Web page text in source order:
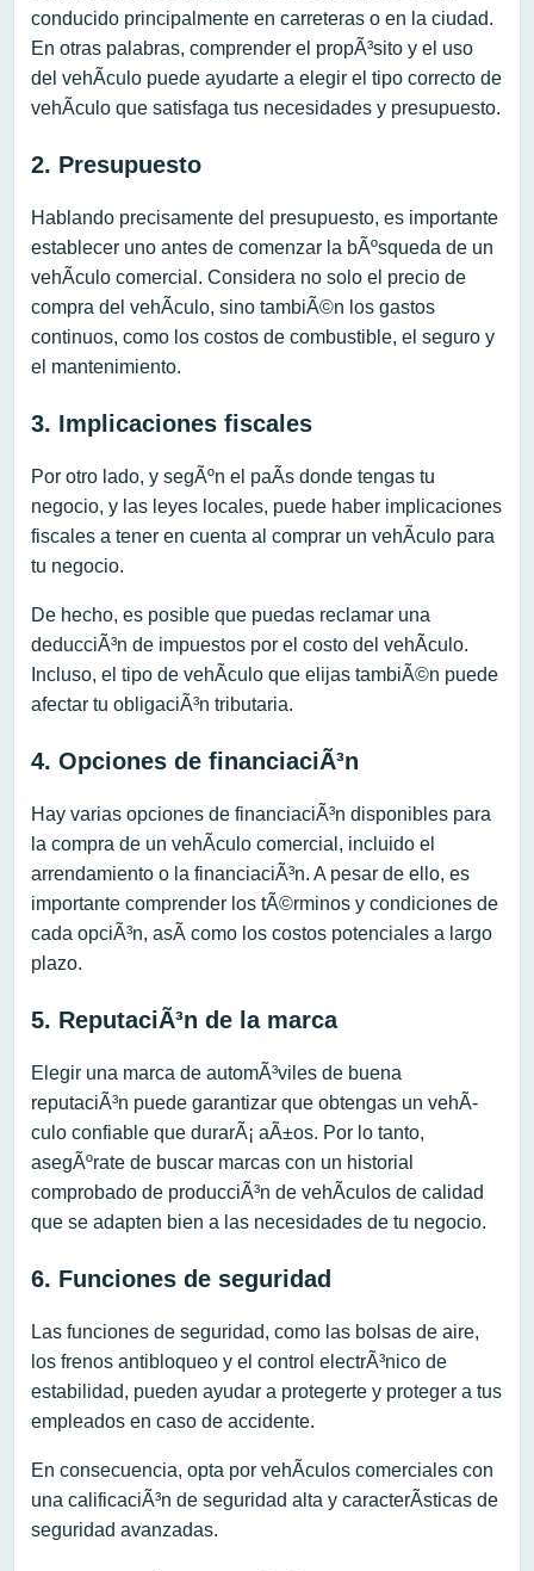
conducido principalmente en carreteras o en la ciudad.
En otras palabras, comprender el propÃ³sito y el uso
del vehÃ­culo puede ayudarte a elegir el tipo correcto de
vehÃ­culo que satisfaga tus necesidades y presupuesto.
2. Presupuesto
Hablando precisamente del presupuesto, es importante
establecer uno antes de comenzar la bÃºsqueda de un
vehÃ­culo comercial. Considera no solo el precio de
compra del vehÃ­culo, sino tambiÃ©n los gastos
continuos, como los costos de combustible, el seguro y
el mantenimiento.
3. Implicaciones fiscales
Por otro lado, y segÃºn el paÃ­s donde tengas tu
negocio, y las leyes locales, puede haber implicaciones
fiscales a tener en cuenta al comprar un vehÃ­culo para
tu negocio.
De hecho, es posible que puedas reclamar una
deducciÃ³n de impuestos por el costo del vehÃ­culo.
Incluso, el tipo de vehÃ­culo que elijas tambiÃ©n puede
afectar tu obligaciÃ³n tributaria.
4. Opciones de financiaciÃ³n
Hay varias opciones de financiaciÃ³n disponibles para
la compra de un vehÃ­culo comercial, incluido el
arrendamiento o la financiaciÃ³n. A pesar de ello, es
importante comprender los tÃ©rminos y condiciones de
cada opciÃ³n, asÃ­ como los costos potenciales a largo
plazo.
5. ReputaciÃ³n de la marca
Elegir una marca de automÃ³viles de buena
reputaciÃ³n puede garantizar que obtengas un vehÃ­
culo confiable que durarÃ¡ aÃ±os. Por lo tanto,
asegÃºrate de buscar marcas con un historial
comprobado de producciÃ³n de vehÃ­culos de calidad
que se adapten bien a las necesidades de tu negocio.
6. Funciones de seguridad
Las funciones de seguridad, como las bolsas de aire,
los frenos antibloqueo y el control electrÃ³nico de
estabilidad, pueden ayudar a protegerte y proteger a tus
empleados en caso de accidente.
En consecuencia, opta por vehÃ­culos comerciales con
una calificaciÃ³n de seguridad alta y caracterÃ­sticas de
seguridad avanzadas.